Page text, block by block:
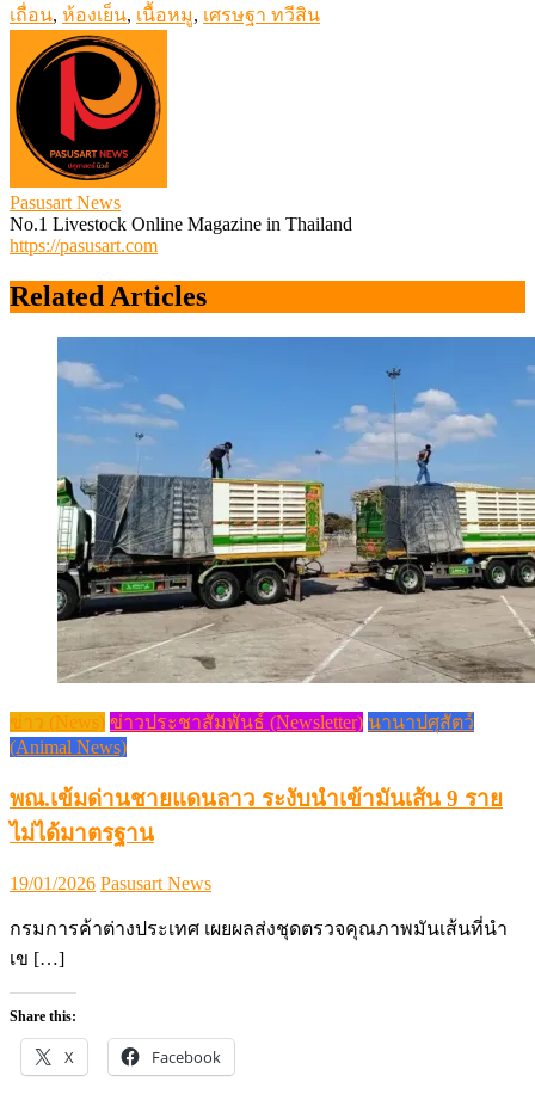
เถื่อน, ห้องเย็น, เนื้อหมู, เศรษฐา ทวีสิน
Pasusart News
No.1 Livestock Online Magazine in Thailand
https://pasusart.com
Related Articles
ข่าว (News) ข่าวประชาสัมพันธ์ (Newsletter) นานาปศุสัตว์
(Animal News)
พณ.เข้มด่านชายแดนลาว ระงับนำเข้ามันเส้น 9 ราย
ไม่ได้มาตรฐาน
Posted
19/01/2026 Author
Pasusart News
กรมการค้าต่างประเทศ เผยผลส่งชุดตรวจคุณภาพมันเส้นที่นำ
เข […]
Share this:
X Facebook